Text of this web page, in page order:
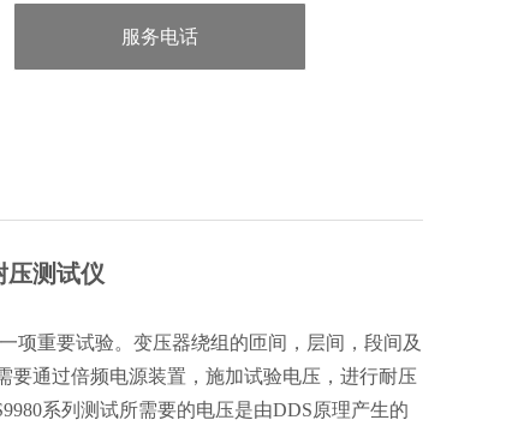
服务电话
压测试仪
重要试验。变压器绕组的匝间，层间，段间及
通过倍频电源装置，施加试验电压，进行耐压
系列测试所需要的电压是由DDS原理产生的